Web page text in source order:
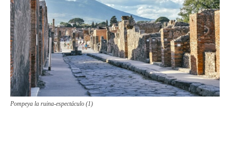
Pompeya la ruina-espectáculo (1)